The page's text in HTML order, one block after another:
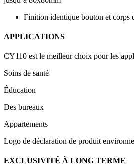
Finition identique bouton et corps
APPLICATIONS
CY110 est le meilleur choix pour les
Soins de santé
Éducation
Des bureaux
Appartements
Logo de déclaration de produit
EXCLUSIVITÉ À LONG TERME